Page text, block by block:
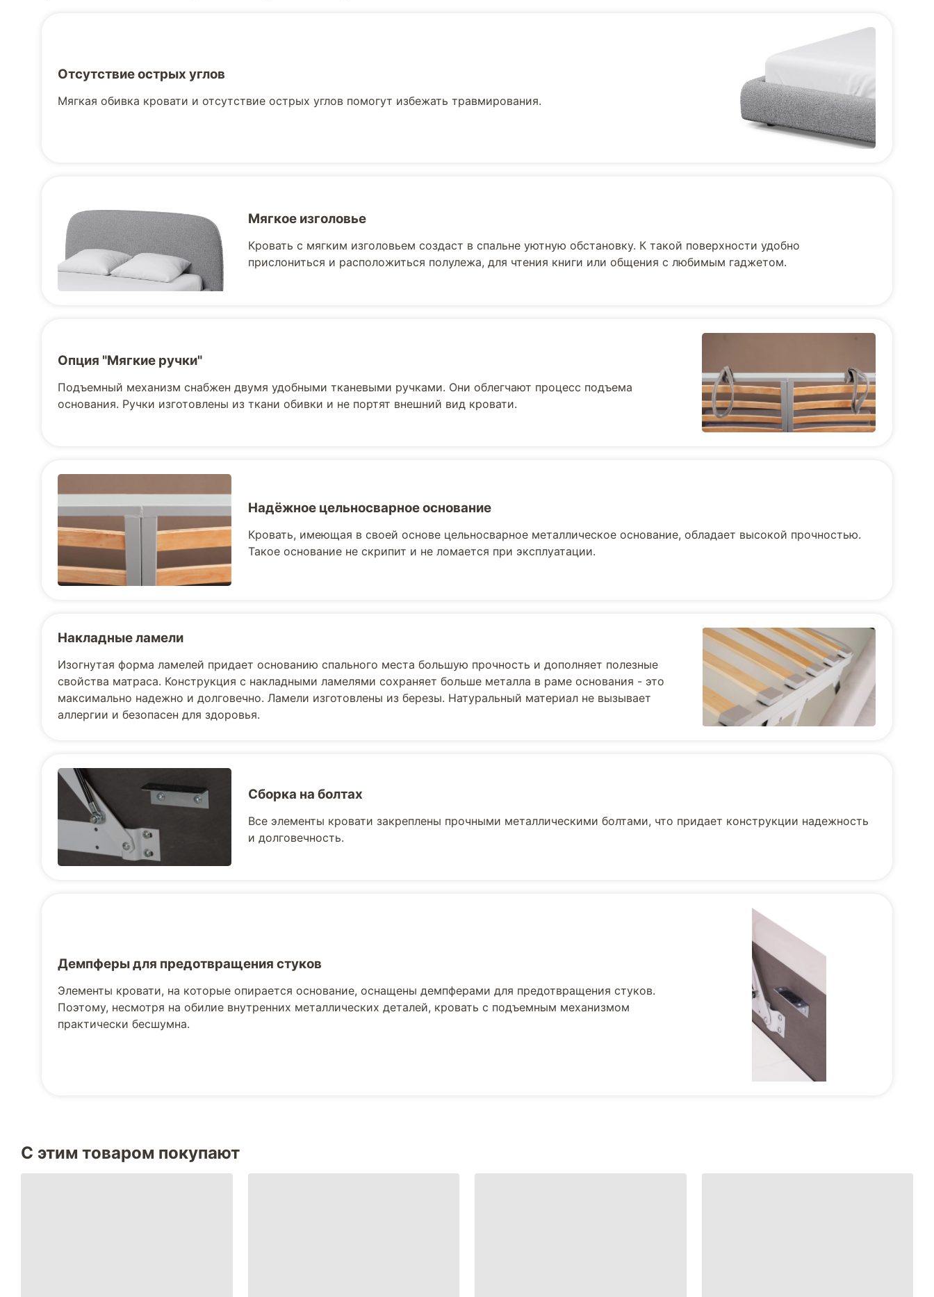
Отсутствие острых углов
Мягкая обивка кровати и отсутствие острых углов помогут избежать травмирования.
Мягкое изголовье
Кровать с мягким изголовьем создаст в спальне уютную обстановку. К такой поверхности удобно
прислониться и расположиться полулежа, для чтения книги или общения с любимым гаджетом.
Опция "Мягкие ручки"
Подъемный механизм снабжен двумя удобными тканевыми ручками. Они облегчают процесс подъема
основания. Ручки изготовлены из ткани обивки и не портят внешний вид кровати.
Надёжное цельносварное основание
Кровать, имеющая в своей основе цельносварное металлическое основание, обладает высокой прочностью.
Такое основание не скрипит и не ломается при эксплуатации.
Накладные ламели
Изогнутая форма ламелей придает основанию спального места большую прочность и дополняет полезные
свойства матраса. Конструкция с накладными ламелями сохраняет больше металла в раме основания - это
максимально надежно и долговечно. Ламели изготовлены из березы. Натуральный материал не вызывает
аллергии и безопасен для здоровья.
Сборка на болтах
Все элементы кровати закреплены прочными металлическими болтами, что придает конструкции надежность
и долговечность.
Демпферы для предотвращения стуков
Элементы кровати, на которые опирается основание, оснащены демпферами для предотвращения стуков.
Поэтому, несмотря на обилие внутренних металлических деталей, кровать с подъемным механизмом
практически бесшумна.
С этим товаром покупают